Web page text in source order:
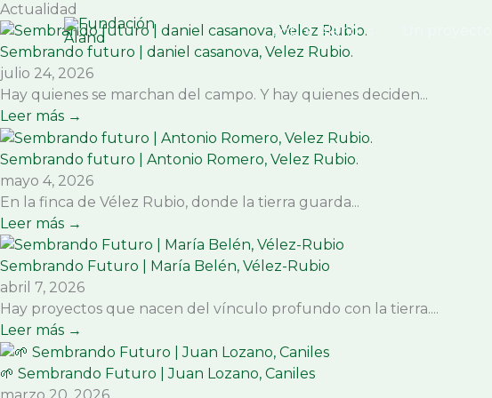
Ir
al
contenido
Sobre Aland
Actualidad
Sembrando futuro | daniel casanova, Velez Rubio.
julio 24, 2026
Hay quienes se marchan del campo. Y hay quienes deciden...
Leer más →
Sembrando futuro | Antonio Romero, Velez Rubio.
mayo 4, 2026
En la finca de Vélez Rubio, donde la tierra guarda...
Leer más →
Sembrando Futuro | María Belén, Vélez-Rubio
abril 7, 2026
Hay proyectos que nacen del vínculo profundo con la tierra....
Leer más →
🌱 Sembrando Futuro | Juan Lozano, Caniles